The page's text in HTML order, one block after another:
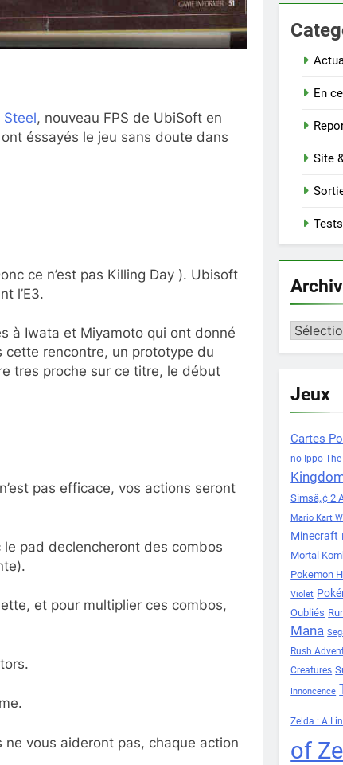
Steel, nouveau FPS de UbiSoft en
éssayés le jeu sans doute dans
ce n’est pas Killing Day ). Ubisoft
l’E3.
à Iwata et Miyamoto qui ont donné
cette rencontre, un prototype du
tres proche sur ce titre, le début
pas efficace, vos actions seront
pad declencheront des combos
et pour multiplier ces combos,
ne vous aideront pas, chaque action
En
Site
Tests
Archives
Jeux
Cartes
no Ippo
Simsâ„¢ 2
Mario Kart
Minecraft
Mortal
Pokemon
Violet
Oubliés
Mana
Rush
Creatures
Innoncence
Zelda : A
of